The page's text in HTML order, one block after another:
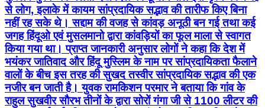
वालों के बीच इस तरह की सुखद तस्वीर सांप्रदायिक सद्भाव की एक
नजीर बन जाती है। युवक रामकिशन परमार ने बताया कि गांव के
राहुल सुखवीर सौरभ तीनों के द्वारा सोरों गंगा जी से 1100 लीटर की
कावड़ उठाई गई थी तथा इसके बाद गांव के कुलदीप, मनीष, गौरव,
सोनू, मोनू, पंकज, गौरव एवं मांकरा निवासी सद्दाम खान रास्ते में
जुड़ते गए थे।
Nagar, Bharatpur | Aug 4, 2026